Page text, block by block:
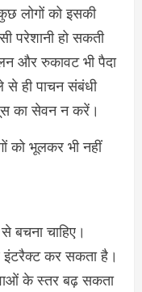
लोगों को इसकी
परेशानी हो सकती
और रुकावट भी पैदा
ही पाचन संबंधी
का सेवन न करें।
चाहिए।
कर सकता है।
के स्तर बढ़ सकता